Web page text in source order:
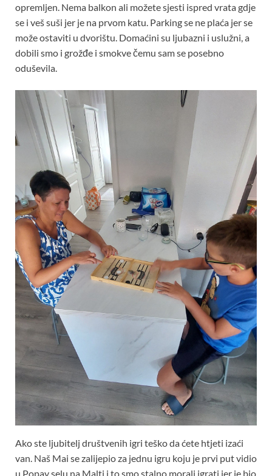
opremljen. Nema balkon ali možete sjesti ispred vrata gdje
se i veš suši jer je na prvom katu. Parking se ne plaća jer se
može ostaviti u dvorištu. Domaćini su ljubazni i uslužni, a
dobili smo i grožđe i smokve čemu sam se posebno
oduševila.
Ako ste ljubitelj društvenih igri teško da ćete htjeti izaći
van. Naš Mai se zalijepio za jednu igru koju je prvi put vidio
u Popay selu na Malti i to smo stalno morali igrati jer je bio